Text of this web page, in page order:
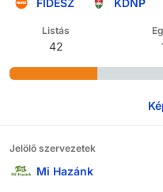
Listás
42
Jelölő szervezetek
Mi Hazánk